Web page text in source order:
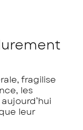
fragilise
les
leur